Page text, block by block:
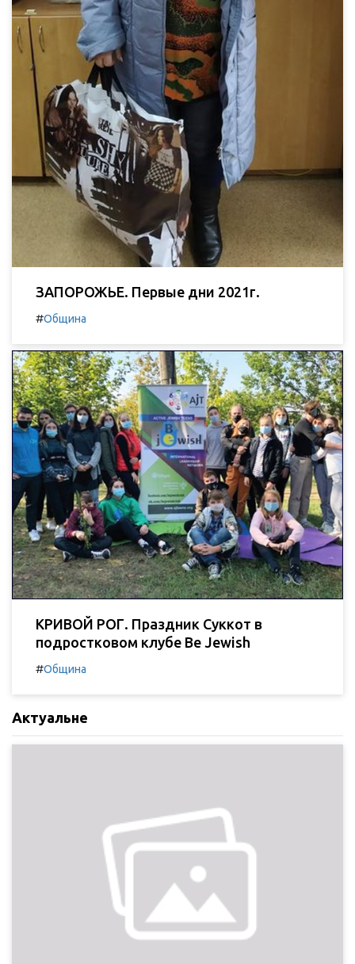
ЗАПОРОЖЬЕ. Первые дни 2021г.
#Община
КРИВОЙ РОГ. Праздник Суккот в
подростковом клубе Be Jewish
#Община
Актуальне